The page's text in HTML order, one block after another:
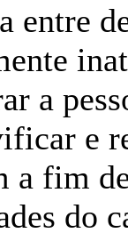
entre
a
e
a fim
do